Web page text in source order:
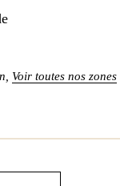
Voir toutes nos zones